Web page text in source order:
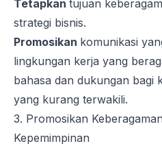
Tetapkan tujuan
strategi bisnis.
Promosikan komunikasi
lingkungan kerja yang
bahasa dan dukungan bagi
yang kurang terwakili.
3. Promosikan
Kepemimpinan